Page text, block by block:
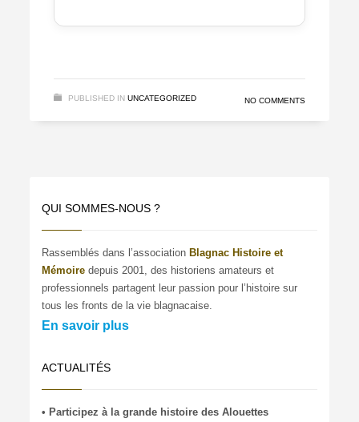
PUBLISHED IN UNCATEGORIZED NO COMMENTS
QUI SOMMES-NOUS ?
Rassemblés dans l’associationBlagnac Histoire et
Mémoire depuis 2001, des historiens amateurs et
professionnels partagent leur passion pour l’histoire sur
tous les fronts de la vie blagnacaise.
En savoir plus
ACTUALITÉS
• Participez à la grande histoire des Alouettes